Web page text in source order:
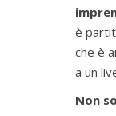
è
che è
a un
Non